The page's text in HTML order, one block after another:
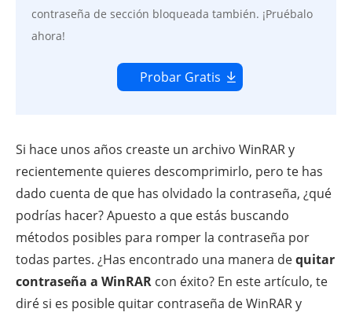
contraseña de sección bloqueada también. ¡Pruébalo
ahora!
Probar Gratis
Si hace unos años creaste un archivo WinRAR y
recientemente quieres descomprimirlo, pero te has
dado cuenta de que has olvidado la contraseña, ¿qué
podrías hacer? Apuesto a que estás buscando
métodos posibles para romper la contraseña por
todas partes. ¿Has encontrado una manera dequitar
contraseña a WinRAR con éxito? En este artículo, te
diré si es posible quitar contraseña de WinRAR y